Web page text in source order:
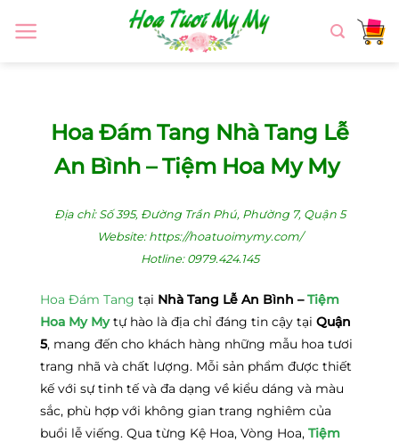
đến
Hoa Đám Tang Nhà Tang Lễ
An Bình – Tiệm Hoa My My
Địa chỉ: Số 395, Đường Trần Phú, Phường 7, Quận 5
Website: https://hoatuoimymy.com/
Hotline: 0979.424.145
Hoa Đám Tang tại Nhà Tang Lễ An Bình –Tiệm
Hoa My Mytự hào là địa chỉ đáng tin cậy tại Quận
5, mang đến cho khách hàng những mẫu hoa tươi
trang nhã và chất lượng. Mỗi sản phẩm được thiết
kế với sự tinh tế và đa dạng về kiểu dáng và màu
sắc, phù hợp với không gian trang nghiêm của
buổi lễ viếng. Qua từng Kệ Hoa, Vòng Hoa, Tiệm